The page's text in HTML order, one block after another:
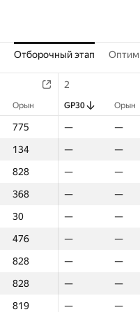
Отборочный этап
2
Орын GP30 Орын
775 — —
134 — —
828 — —
368 — —
30 — —
476 — —
828 — —
828 — —
819 — —